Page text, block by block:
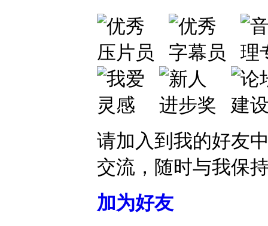
请加入到我的好友
交流，随时与我保
加为好友